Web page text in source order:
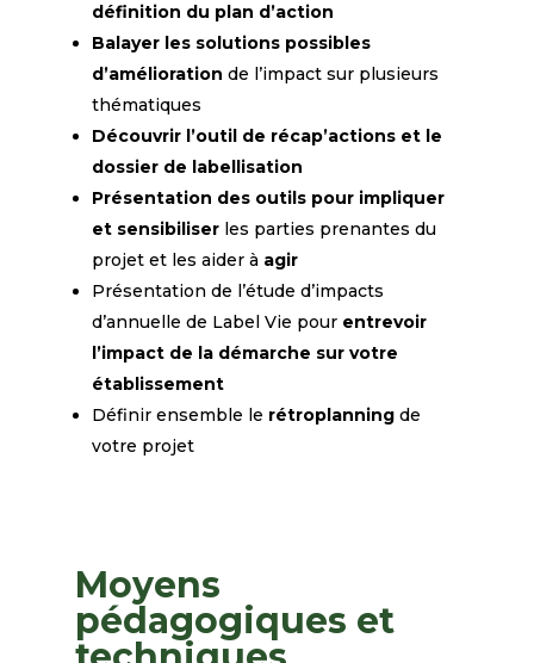
définition du plan d’action
Balayer les solutions possibles
d’amélioration de l’impact sur plusieurs
thématiques
Découvrir l’outil de récap’actions et le
dossier de labellisation
Présentation des outils pour impliquer
et sensibiliser les parties prenantes du
projet et les aider à agir
Présentation de l’étude d’impacts
d’annuelle de Label Vie pour entrevoir
l’impact de la démarche sur votre
établissement
Définir ensemble le rétroplanning de
votre projet
Moyens
pédagogiques et